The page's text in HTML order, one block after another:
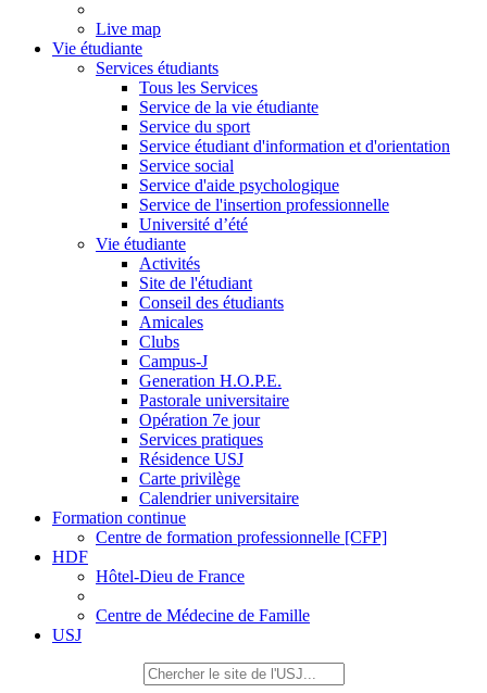
Live map
Vie étudiante
Services étudiants
Tous les Services
Service de la vie étudiante
Service du sport
Service étudiant d'information et d'orientation
Service social
Service d'aide psychologique
Service de l'insertion professionnelle
Université d’été
Vie étudiante
Activités
Site de l'étudiant
Conseil des étudiants
Amicales
Clubs
Campus-J
Generation H.O.P.E.
Pastorale universitaire
Opération 7e jour
Services pratiques
Résidence USJ
Carte privilège
Calendrier universitaire
Formation continue
Centre de formation professionnelle [CFP]
HDF
Hôtel-Dieu de France
Centre de Médecine de Famille
USJ